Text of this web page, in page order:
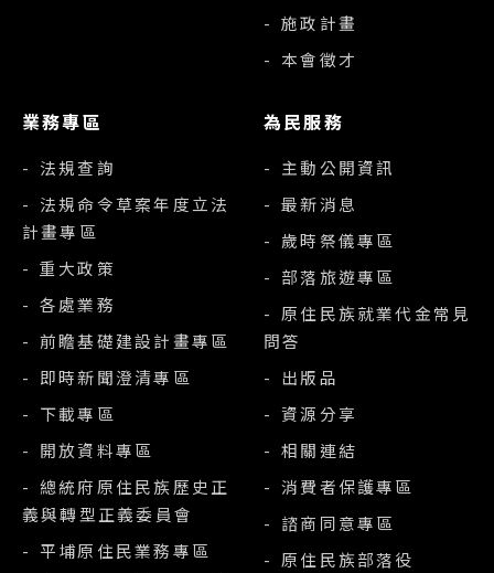
- 施政計畫
- 本會徵才
業務專區
- 法規查詢
- 法規命令草案年度立法
計畫專區
- 重大政策
- 各處業務
- 前瞻基礎建設計畫專區
- 即時新聞澄清專區
- 下載專區
- 開放資料專區
- 總統府原住民族歷史正
義與轉型正義委員會
- 平埔原住民業務專區
為民服務
- 主動公開資訊
- 最新消息
- 歲時祭儀專區
- 部落旅遊專區
- 原住民族就業代金常見
問答
- 出版品
- 資源分享
- 相關連結
- 消費者保護專區
- 諮商同意專區
- 原住民族部落役